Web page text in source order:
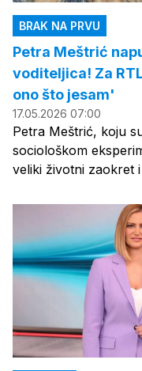
BRAK NA PRVU
Petra Meštrić
voditeljica! Za
ono što jesam'
17.05.2026 07:00
Petra Meštrić, koju
sociološkom
veliki životni zaokret